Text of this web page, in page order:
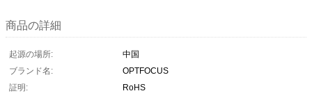
商品の詳細
起源の場所:
中国
ブランド名:
OPTFOCUS
証明:
RoHS